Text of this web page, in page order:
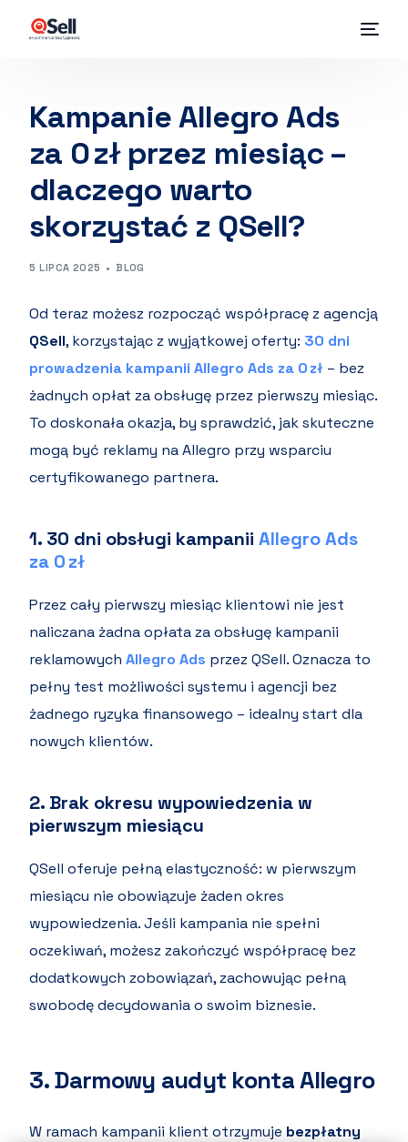
Kampanie Allegro Ads
za 0 zł przez miesiąc –
dlaczego warto
skorzystać z QSell?
5 LIPCA 2025 BLOG
Od teraz możesz rozpocząć współpracę z agencją
QSell, korzystając z wyjątkowej oferty: 30 dni
prowadzenia kampanii Allegro Ads za 0 zł – bez
żadnych opłat za obsługę przez pierwszy miesiąc.
To doskonała okazja, by sprawdzić, jak skuteczne
mogą być reklamy na Allegro przy wsparciu
certyfikowanego partnera.
1. 30 dni obsługi kampaniiAllegro Ads
za 0 zł
Przez cały pierwszy miesiąc klientowi nie jest
naliczana żadna opłata za obsługę kampanii
reklamowychAllegro Ads przez QSell. Oznacza to
pełny test możliwości systemu i agencji bez
żadnego ryzyka finansowego – idealny start dla
nowych klientów.
2. Brak okresu wypowiedzenia w
pierwszym miesiącu
QSell oferuje pełną elastyczność: w pierwszym
miesiącu nie obowiązuje żaden okres
wypowiedzenia. Jeśli kampania nie spełni
oczekiwań, możesz zakończyć współpracę bez
dodatkowych zobowiązań, zachowując pełną
swobodę decydowania o swoim biznesie.
3.Darmowy audyt konta Allegro
W ramach kampanii klient otrzymuje bezpłatny